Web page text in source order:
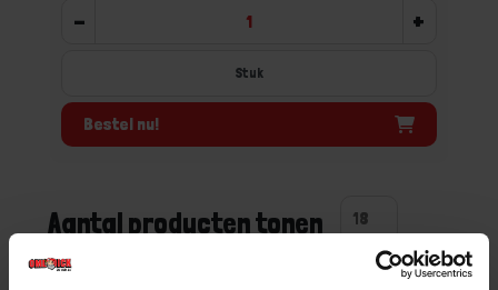
- +
Stuk
Bestel nu!
Aantal producten tonen